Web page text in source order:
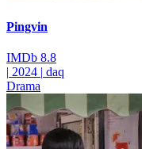
Pingvin
IMDb 8.8
| 2024 | daq
Drama